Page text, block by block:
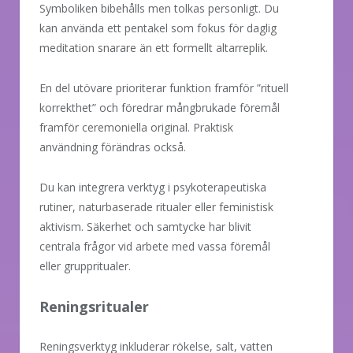
Symboliken bibehålls men tolkas personligt. Du
kan använda ett pentakel som fokus för daglig
meditation snarare än ett formellt altarreplik.
En del utövare prioriterar funktion framför ”rituell
korrekthet” och föredrar mångbrukade föremål
framför ceremoniella original. Praktisk
användning förändras också.
Du kan integrera verktyg i psykoterapeutiska
rutiner, naturbaserade ritualer eller feministisk
aktivism. Säkerhet och samtycke har blivit
centrala frågor vid arbete med vassa föremål
eller gruppritualer.
Reningsritualer
Reningsverktyg inkluderar rökelse, salt, vatten